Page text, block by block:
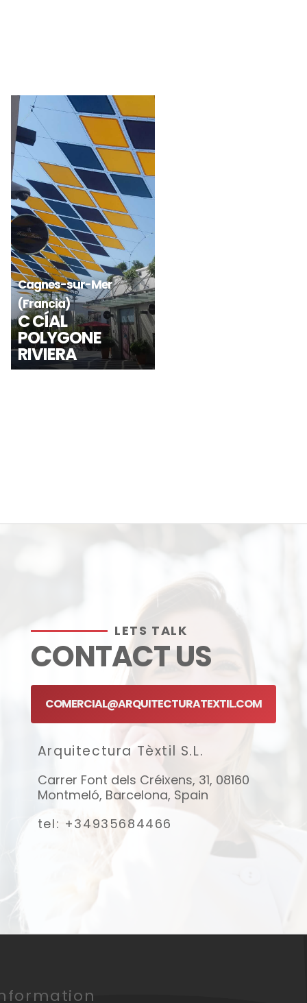
La Roca del Vallès -
Barcelona
NUEVA
INTERVENCIÓN
EN LA ROCA
VILLAGE
LETS TALK
CONTACT US
COMERCIAL@ARQUITECTURATEXTIL.COM
Arquitectura Tèxtil S.L.
Carrer Font dels Créixens, 31, 08160
Montmeló, Barcelona, Spain
tel: +34935684466